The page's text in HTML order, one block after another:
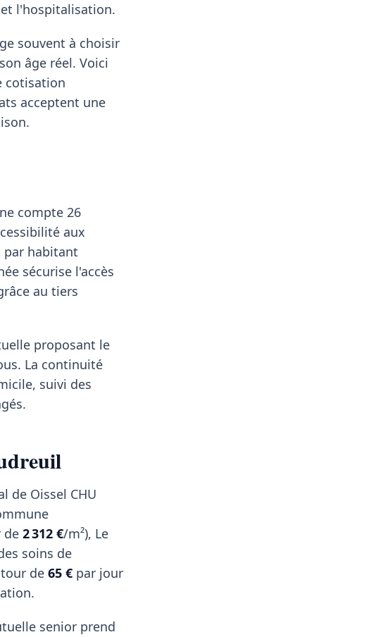
l'hospitalisation.
souvent à choisir
âge réel. Voici
cotisation
acceptent une
compte 26
aux
par habitant
sécurise l'accès
au tiers
proposant le
La continuité
suivi des
de Oissel CHU
de 2 312 €/m²), Le
soins de
de 65 € par jour
senior prend